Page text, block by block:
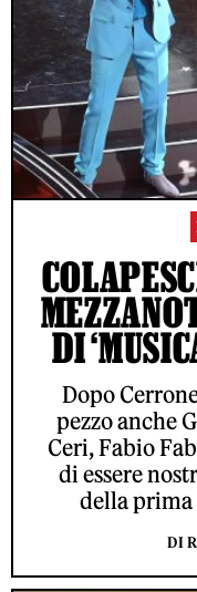
DI
Dopo
pezzo anche
Ceri, Fabio
di essere
della prima
DI